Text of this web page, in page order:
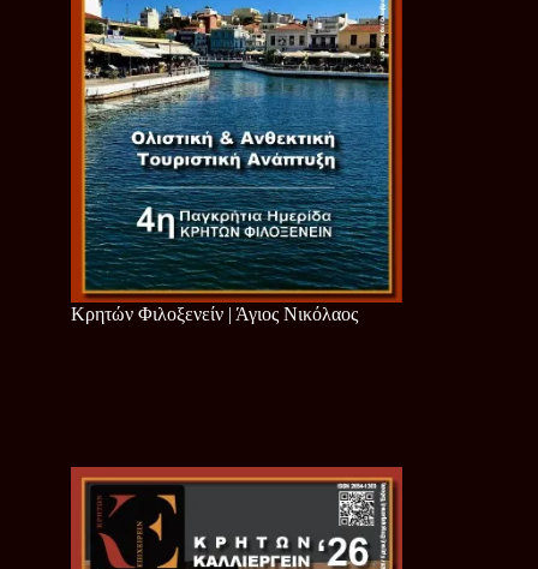
Κρητών Φιλοξενείν | Άγιος Νικόλαος